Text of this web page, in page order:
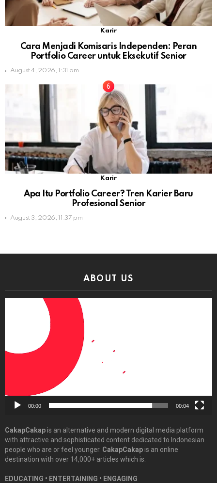
Karir
Cara Menjadi Komisaris Independen: Peran
Portfolio Career untuk Eksekutif Senior
August 4, 2026, 1:31 am
Karir
Apa Itu Portfolio Career? Tren Karier Baru
Profesional Senior
August 3, 2026, 11:37 pm
ABOUT US
00:00 00:04
CakapCakapis an alternative and modern digital media platform
with attractive and sophisticated content dedicated to Indonesian
people who are or feel younger. CakapCakapis an online
destination with over 14,000+ articles which is:
EDUCATING • ENTERTAINING • ENGAGING